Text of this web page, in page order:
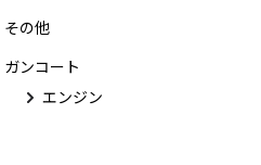
その他
ガンコート
エンジン